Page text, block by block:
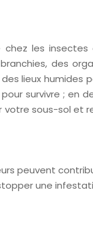
les
des
lieux humides
survivre ; en
votre sous-sol
peuvent
une